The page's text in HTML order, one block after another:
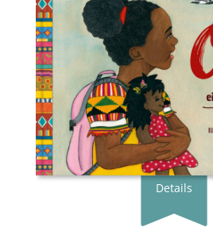
Gebunden
Seiten:52
78-3-98207-683-6
Preis:14.95 €
Erscheingsdatum:28.05.21
zum Shop
Details